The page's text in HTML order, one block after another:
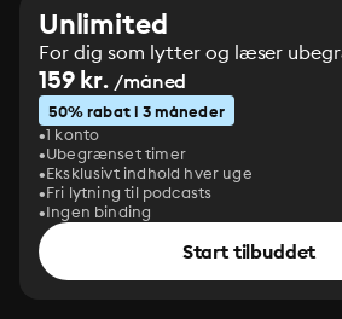
Unlimited
For dig som lytter og læser
159 kr. /måned
50% rabat i 3 måneder
1 konto
Ubegrænset timer
Eksklusivt indhold hver uge
Fri lytning til podcasts
Ingen binding
Start tilbuddet